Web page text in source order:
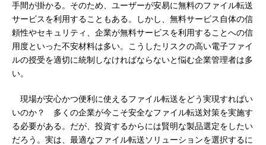
手間が掛かる。そのため、ユーザーが安易に無料のファイル転送
サービスを利用することもある。しかし、無料サービス自体の信
頼性やセキュリティ、企業が無料サービスを利用することへの信
用度といった不安材料は多い。こうしたリスクの高い電子ファイ
ルの授受を適切に統制しなければならないと悩む企業管理者は多
い。
現場が安心かつ便利に使えるファイル転送をどう実現すればい
いのか？ 多くの企業が今こそ安全なファイル転送対策を実施す
る必要がある。だが、投資するからには賢明な製品選定をしたい
だろう。実は、最適なファイル転送ソリューションを選択するに